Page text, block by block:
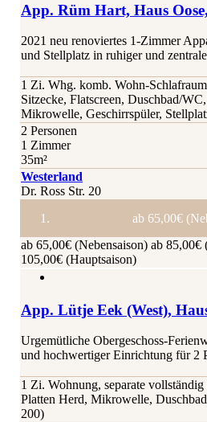
App. Rüm Hart, Haus
2021 neu renoviertes 1-Zimmer
und Stellplatz in ruhiger und
1 Zi. Whg. komb. Wohn-
Sitzecke, Flatscreen, Duschbad/
Mikrowelle, Geschirrspüler,
2 Personen
1 Zimmer
35m²
Westerland
Dr. Ross Str. 20
ab 65,00€
ab 65,00€ (Nebensaison) ab 85,00€
105,00€ (Hauptsaison)
App. Lütje Eek (West),
Urgemütliche Obergeschoss-
und hochwertiger Einrichtung für 2
1 Zi. Wohnung, separate vollständig
Platten Herd, Mikrowelle,
200)